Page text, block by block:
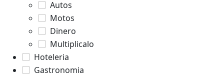
Autos
Motos
Dinero
Multiplicalo
Hoteleria
Gastronomia